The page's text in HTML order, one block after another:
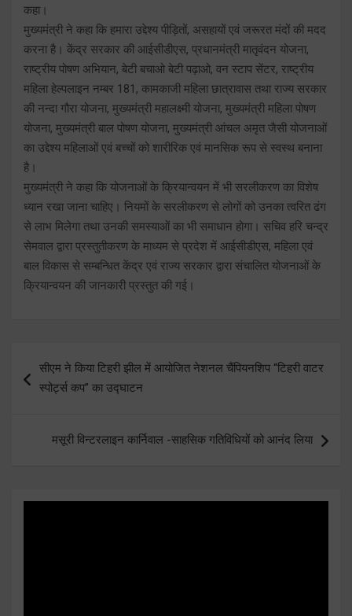
कहा।
मुख्यमंत्री ने कहा कि हमारा उद्देश्य पीड़ितों, असहायों एवं जरूरत मंदों की मदद
करना है। केंद्र सरकार की आईसीडीएस, प्रधानमंत्री मातृवंदन योजना,
राष्ट्रीय पोषण अभियान, बेटी बचाओ बेटी पढ़ाओ, वन स्टाप सेंटर, राष्ट्रीय
महिला हेल्पलाइन नम्बर 181, कामकाजी महिला छात्रावास तथा राज्य सरकार
की नन्दा गौरा योजना, मुख्यमंत्री महालक्ष्मी योजना, मुख्यमंत्री महिला पोषण
योजना, मुख्यमंत्री बाल पोषण योजना, मुख्यमंत्री आंचल अमृत जैसी योजनाओं
का उद्देश्य महिलाओं एवं बच्चों को शारीरिक एवं मानसिक रूप से स्वस्थ बनाना
है।
मुख्यमंत्री ने कहा कि योजनाओं के क्रियान्वयन में भी सरलीकरण का विशेष
ध्यान रखा जाना चाहिए। नियमों के सरलीकरण से लोगों को उनका त्वरित ढंग
से लाभ मिलेगा तथा उनकी समस्याओं का भी समाधान होगा। सचिव हरि चन्द्र
सेमवाल द्वारा प्रस्तुतीकरण के माध्यम से प्रदेश में आईसीडीएस, महिला एवं
बाल विकास से सम्बन्धित केंद्र एवं राज्य सरकार द्वारा संचालित योजनाओं के
क्रियान्वयन की जानकारी प्रस्तुत की गई।
navigation
सीएम ने किया टिहरी झील में आयोजित नेशनल चैंपियनशिप “टिहरी वाटर
स्पोर्ट्स कप” का उद्घाटन
मसूरी विन्टरलाइन कार्निवाल -साहसिक गतिविधियों को आनंद लिया